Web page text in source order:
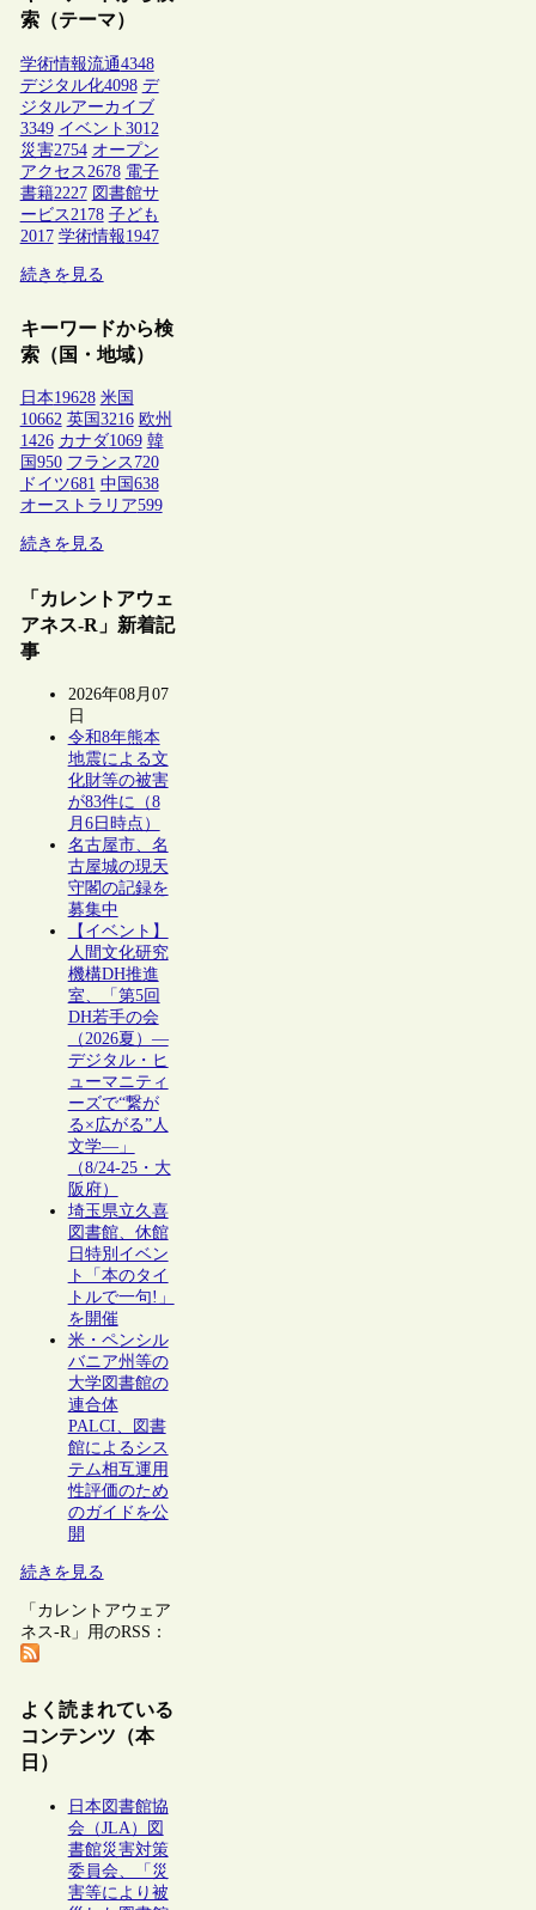
索（テーマ）
学術情報流通4348
デジタル化4098 デ
ジタルアーカイブ
3349 イベント 3012
災害2754 オープン
アクセス 2678 電子
書籍2227 図書館サ
ービス 2178 子ども
2017 学術情報1947
続きを見る
キーワードから検
索（国・地域）
日本19628 米国
10662 英国 3216 欧州
1426 カナダ1069 韓
国 950 フランス 720
ドイツ681 中国 638
オーストラリア599
続きを見る
「カレントアウェ
アネス-R」新着記
事
2026年08月07
日
令和8年熊本
地震による文
化財等の被害
が83件に（8
月6日時点）
名古屋市、名
古屋城の現天
守閣の記録を
募集中
【イベント】
人間文化研究
機構DH推進
室、「第5回
DH若手の会
（2026夏）―
デジタル・ヒ
ューマニティ
ーズで“繋が
る×広がる”人
文学―」
（8/24-25・大
阪府）
埼玉県立久喜
図書館、休館
日特別イベン
ト「本のタイ
トルで一句!」
を開催
米・ペンシル
バニア州等の
大学図書館の
連合体
PALCI、図書
館によるシス
テム相互運用
性評価のため
のガイドを公
開
続きを見る
「カレントアウェア
ネス-R」用のRSS：
よく読まれている
コンテンツ（本
日）
日本図書館協
会（JLA）図
書館災害対策
委員会、「災
害等により被